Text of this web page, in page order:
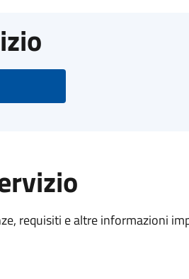
requisiti e altre informazioni